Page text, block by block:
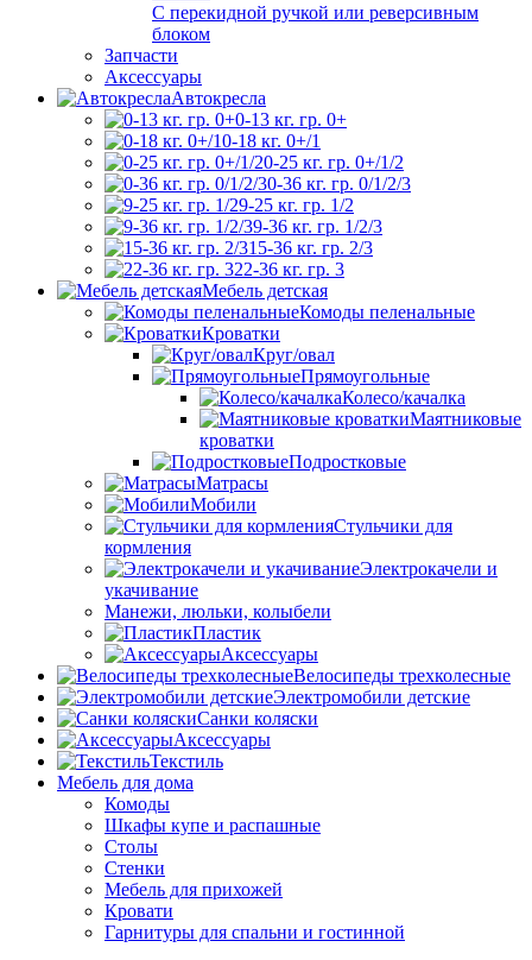
С перекидной ручкой или реверсивным
блоком
Запчасти
Аксессуары
Автокресла
0-13 кг. гр. 0+
0-18 кг. 0+/1
0-25 кг. гр. 0+/1/2
0-36 кг. гр. 0/1/2/3
9-25 кг. гр. 1/2
9-36 кг. гр. 1/2/3
15-36 кг. гр. 2/3
22-36 кг. гр. 3
Мебель детская
Комоды пеленальные
Кроватки
Круг/овал
Прямоугольные
Колесо/качалка
Маятниковые
кроватки
Подростковые
Матрасы
Мобили
Стульчики для
кормления
Электрокачели и
укачивание
Манежи, люльки, колыбели
Пластик
Аксессуары
Велосипеды трехколесные
Электромобили детские
Санки коляски
Аксессуары
Текстиль
Мебель для дома
Комоды
Шкафы купе и распашные
Столы
Стенки
Мебель для прихожей
Кровати
Гарнитуры для спальни и гостинной